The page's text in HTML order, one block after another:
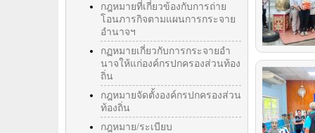
กฎหมายที่เกี่ยวข้องกับการถ่าย
โอนภารกิจตามแผนการกระจาย
อำนาจฯ
กฏหมายเกี่ยวกับการกระจายอำ
นาจให้แก่องค์กรปกครองส่วนท้อง
ถิ่น
กฎหมายจัดตั้งองค์กรปกครองส่วน
ท้องถิ่น
กฎหมาย/ระเบียบ